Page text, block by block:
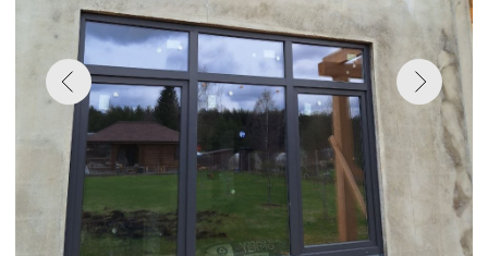
Подробнее о технологии
ВОПРОС-ОТВЕТ
Какие виды окон вы
устанавливаете?